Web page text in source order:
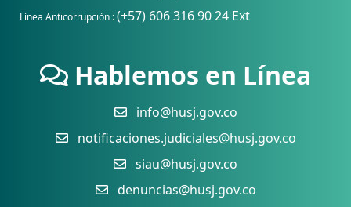
Línea Anticorrupción :(+57) 606 316 90 24 Ext
Hablemos en Línea
info@husj.gov.co
notificaciones.judiciales@husj.gov.co
siau@husj.gov.co
denuncias@husj.gov.co